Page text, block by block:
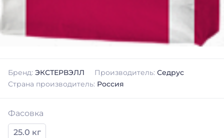
Бренд: ЭКСТЕРВЭЛЛ Производитель: Седрус
Страна производитель: Россия
Фасовка
25.0 кг